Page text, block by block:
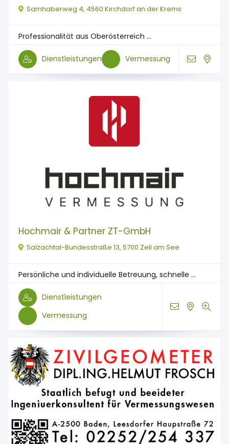
Samhaberweg 4, 4560 Kirchdorf an der Krems
Professionalität aus Oberösterreich ...
Dienstleistungen Vermessung
Hochmair & Partner ZT-GmbH
Salzachtal-Bundesstraße 13, 5700 Zell am See
Persönliche und individuelle Betreuung, schnelle ...
Dienstleistungen
Vermessung